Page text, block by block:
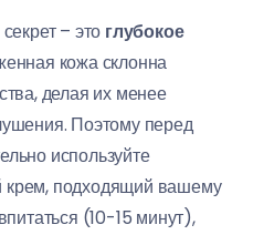
– это глубокое
кожа склонна
делая их менее
Поэтому перед
используйте
подходящий вашему
(10-15 минут),